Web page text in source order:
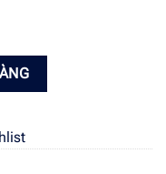
đạn lốc lạnh số lượng